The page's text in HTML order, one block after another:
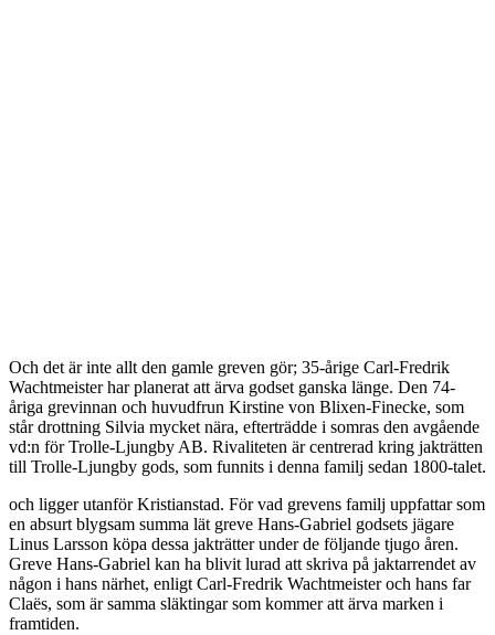
Och det är inte allt den gamle greven gör; 35-årige Carl-Fredrik
Wachtmeister har planerat att ärva godset ganska länge. Den 74-
åriga grevinnan och huvudfrun Kirstine von Blixen-Finecke, som
står drottning Silvia mycket nära, efterträdde i somras den avgående
vd:n för Trolle-Ljungby AB. Rivaliteten är centrerad kring jakträtten
till Trolle-Ljungby gods, som funnits i denna familj sedan 1800-talet.
och ligger utanför Kristianstad. För vad grevens familj uppfattar som
en absurt blygsam summa lät greve Hans-Gabriel godsets jägare
Linus Larsson köpa dessa jakträtter under de följande tjugo åren.
Greve Hans-Gabriel kan ha blivit lurad att skriva på jaktarrendet av
någon i hans närhet, enligt Carl-Fredrik Wachtmeister och hans far
Claës, som är samma släktingar som kommer att ärva marken i
framtiden.